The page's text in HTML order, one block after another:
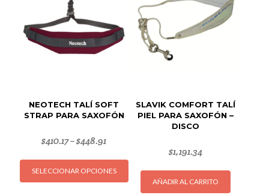
NEOTECH TALÍ SOFT
STRAP PARA SAXOFÓN
$410.17–$448.91
SELECCIONAR OPCIONES
Este
producto
SLAVIK COMFORT TALÍ
PIEL PARA SAXOFÓN –
DISCO
$1,191.34
AÑADIR AL CARRITO